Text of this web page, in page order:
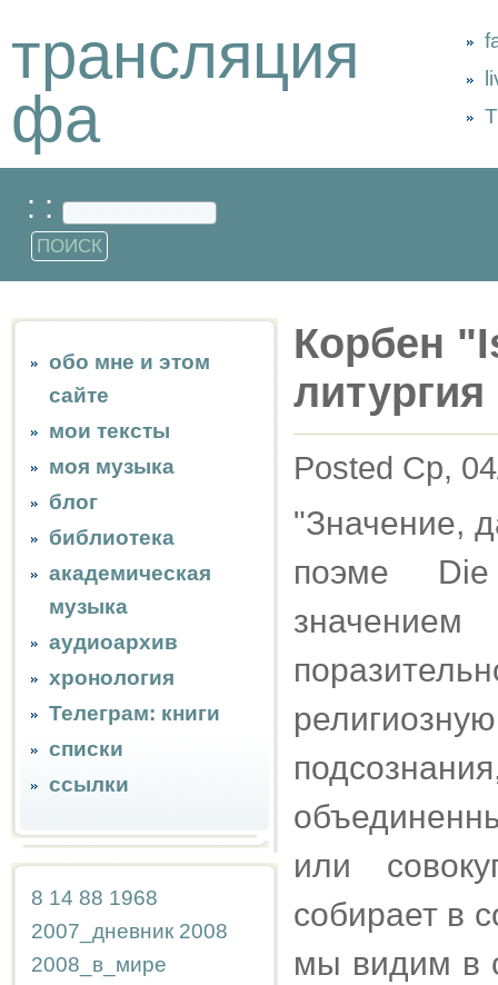
трансляция
фа
: :
обо мне и этом
сайте
мои тексты
моя музыка
блог
библиотека
академическая
музыка
аудиоархив
хронология
Телеграм: книги
списки
ссылки
8 14 88 1968
2007_дневник 2008
2008_в_мире
Корбен
Posted Ср,
"Значение,
поэме Die
или
собирает в
мы видим в